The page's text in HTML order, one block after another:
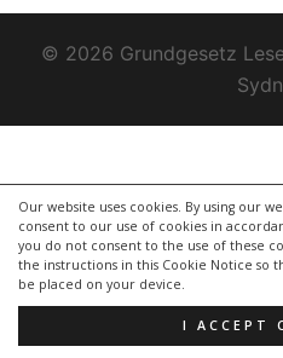
Our website uses cookies. By using our
consent to our use of cookies in
you do not consent to the use of these
the instructions in this Cookie Notice so
be placed on your device.
I ACCEPT
© 2026 Grundgesetz